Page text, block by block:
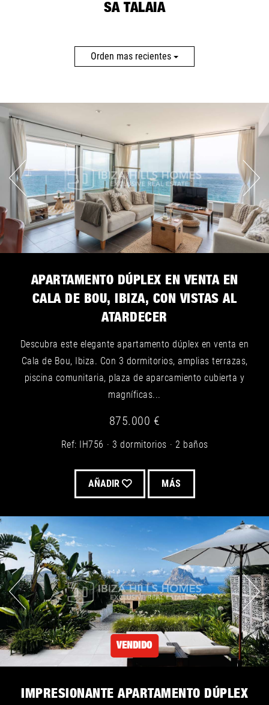
SA TALAIA
Orden mas recientes
APARTAMENTO DÚPLEX EN VENTA EN
CALA DE BOU, IBIZA, CON VISTAS AL
ATARDECER
Descubra este elegante apartamento dúplex en venta en
Cala de Bou, Ibiza. Con 3 dormitorios, amplias terrazas,
piscina comunitaria, plaza de aparcamiento cubierta y
magníficas...
875.000 €
Ref: IH756 3 dormitorios 2 baños
AÑADIR MÁS
VENDIDO
IMPRESIONANTE APARTAMENTO DÚPLEX